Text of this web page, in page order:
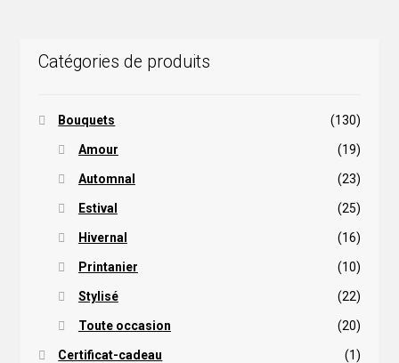
Catégories de produits
Bouquets (130)
Amour (19)
Automnal (23)
Estival (25)
Hivernal (16)
Printanier (10)
Stylisé (22)
Toute occasion (20)
Certificat-cadeau (1)